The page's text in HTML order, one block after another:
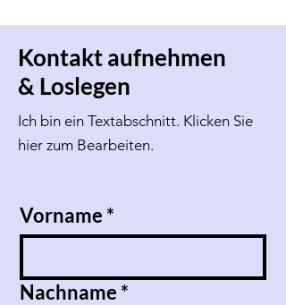
Kontakt aufnehmen
& Loslegen
Ich bin ein Textabschnitt. Klicken Sie
hier zum Bearbeiten.
Vorname *
Nachname *